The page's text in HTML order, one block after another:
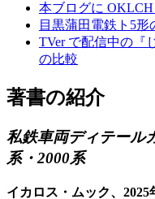
本ブログに
目黒蒲田電鉄ト5
TVer で配信中の『
の比較
著書の紹介
私鉄車両ディテール
系・2000系
イカロス・ムック、2025